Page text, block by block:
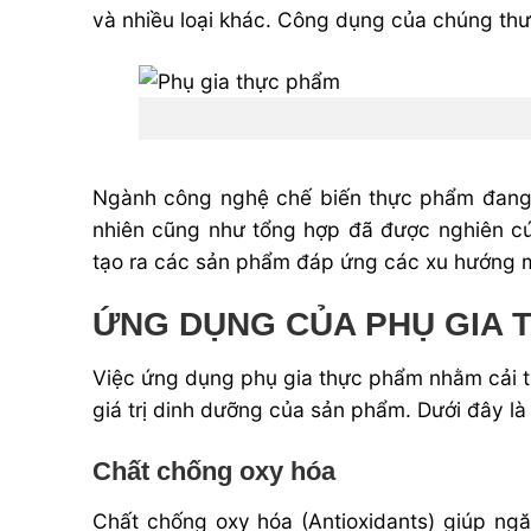
và nhiều loại khác. Công dụng của chúng
Ngành công nghệ chế biến thực phẩm
nhiên cũng như tổng hợp đã được nghiên
tạo ra các sản phẩm đáp ứng các xu hướng
ỨNG DỤNG CỦA PHỤ GIA
Việc ứng dụng phụ gia thực phẩm nhằm cải
giá trị dinh dưỡng của sản phẩm. Dưới đây
Chất chống oxy hóa
Chất chống oxy hóa (Antioxidants) giúp